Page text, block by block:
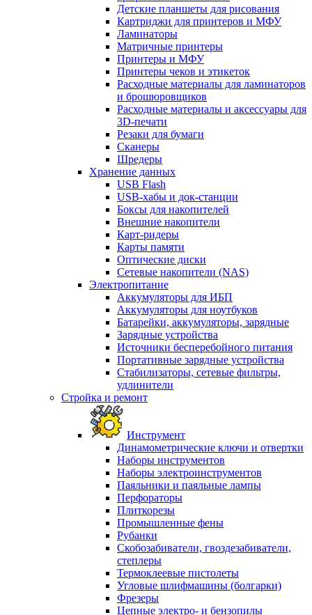
Детские планшеты для рисования
Картриджи для принтеров и МФУ
Ламинаторы
Матричные принтеры
Принтеры и МФУ
Принтеры чеков и этикеток
Расходные материалы для ламинаторов
и брошюровщиков
Расходные материалы и аксессуары для
3D-печати
Резаки для бумаги
Сканеры
Шредеры
Хранение данных
USB Flash
USB-хабы и док-станции
Боксы для накопителей
Внешние накопители
Карт-ридеры
Карты памяти
Оптические диски
Сетевые накопители (NAS)
Электропитание
Аккумуляторы для ИБП
Аккумуляторы для ноутбуков
Батарейки, аккумуляторы, зарядные
Зарядные устройства
Источники бесперебойного питания
Портативные зарядные устройства
Стабилизаторы, сетевые фильтры,
удлинители
Стройка и ремонт
Инструмент
Динамометрические ключи и отвертки
Наборы инструментов
Наборы электроинструментов
Паяльники и паяльные лампы
Перфораторы
Плиткорезы
Промышленные фены
Рубанки
Скобозабиватели, гвоздезабиватели,
степлеры
Термоклеевые пистолеты
Угловые шлифмашины (болгарки)
Фрезеры
Цепные электро- и бензопилы